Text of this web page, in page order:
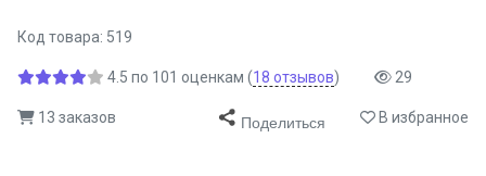
Код товара: 519
4.5 по 101 оценкам (18 отзывов) 29
13 заказов Поделиться В избранное